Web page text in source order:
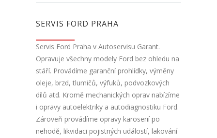
SERVIS FORD PRAHA
Servis Ford Praha v Autoservisu Garant.
Opravuje všechny modely Ford bez ohledu na
stáří. Provádíme garanční prohlídky, výměny
oleje, brzd, tlumičů, výfuků, podvozkových
dílů atd. Kromě mechanických oprav nabízíme
i opravy autoelektriky a autodiagnostiku Ford.
Zároveň provádíme opravy karoserií po
nehodě, likvidaci pojistných událostí, lakování